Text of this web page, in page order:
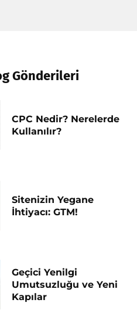
Gönderileri
CPC Nedir? Nerelerde
Kullanılır?
Sitenizin Yegane
İhtiyacı: GTM!
Geçici Yenilgi
Umutsuzluğu ve Yeni
Kapılar